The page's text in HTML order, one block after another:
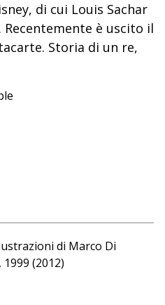
di cui Louis Sachar
è uscito il
Storia di un re,
di Marco Di
(2012)
femmine!", con